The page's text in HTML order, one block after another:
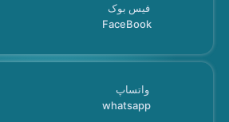
فیس بوک
FaceBook
واتساپ
whatsapp